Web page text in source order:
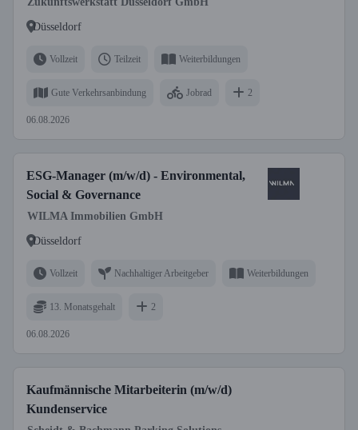
Düsseldorf
Vollzeit Teilzeit Weiterbildungen
Gute Verkehrsanbindung Jobrad 2
06.08.2026
ESG-Manager (m/w/d) - Environmental,
Social & Governance
WILMA Immobilien GmbH
Düsseldorf
Vollzeit Nachhaltiger Arbeitgeber Weiterbildungen
13. Monatsgehalt 2
06.08.2026
Kaufmännische Mitarbeiterin (m/w/d)
Kundenservice